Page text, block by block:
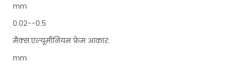
mm
0.02--0.5
मैक्स.एल्यूमीनियम फ्रेम आकार:
mm